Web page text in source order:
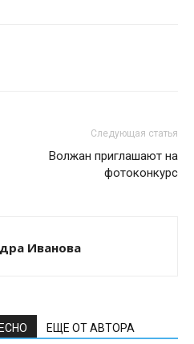
Следующая статья
Волжан приглашают на
фотоконкурс
Иванова
ЕЩЕ ОТ АВТОРА